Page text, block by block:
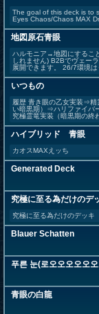
The goal of this deck is to
Eyes Chaos/Chaos MAX
地図原石青眼
ハルモニア→地図にするこ
しれません) B2Bでヴェー
展開できます。 26/7環境
いつもの
履歴 青き眼の乙女実装⇒
い暗黒期）⇒ハリファイ
究極霊竜実装（暗黒期の終
ハイブリッド 青眼
カオスMAXえッち
Generated Deck
究極に至る為だけのデ
究極に至る為だけのデッキ
Blauer Schatten
푸른 눈(로오오오오오
青眼の白龍